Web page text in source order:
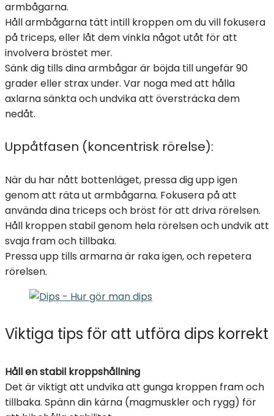
armbågarna.
Håll armbågarna tätt intill kroppen om du vill fokusera
på triceps, eller låt dem vinkla något utåt för att
involvera bröstet mer.
Sänk dig tills dina armbågar är böjda till ungefär 90
grader eller strax under. Var noga med att hålla
axlarna sänkta och undvika att översträcka dem
nedåt.
Uppåtfasen (koncentrisk rörelse):
När du har nått bottenläget, pressa dig upp igen
genom att räta ut armbågarna. Fokusera på att
använda dina triceps och bröst för att driva rörelsen.
Håll kroppen stabil genom hela rörelsen och undvik att
svaja fram och tillbaka.
Pressa upp tills armarna är raka igen, och repetera
rörelsen.
Viktiga tips för att utföra dips korrekt
Håll en stabil kroppshållning
Det är viktigt att undvika att gunga kroppen fram och
tillbaka. Spänn din kärna (magmuskler och rygg) för